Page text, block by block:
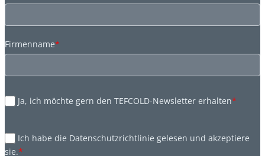
Firmenname*
Ja, ich möchte gern den TEFCOLD-Newsletter erhalten*
Ich habe die Datenschutzrichtlinie gelesen und akzeptiere
sie.*